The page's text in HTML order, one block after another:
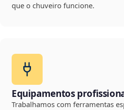
que o chuveiro funcione.
Equipamentos
Trabalhamos com ferramentas